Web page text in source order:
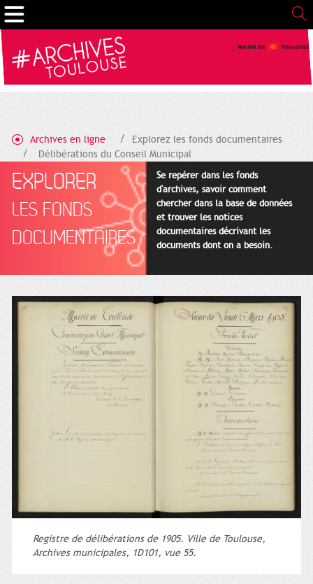
Archives en ligne
Explorez les fonds documentaires
Délibérations du Conseil Municipal
EXPLORER
LES FONDS
DOCUMENTAIRES
Se repérer dans les fonds
d'archives, savoir comment
chercher dans la base de données
et trouver les notices
documentaires décrivant les
documents dont on a besoin.
Registre de délibérations de 1905. Ville de Toulouse,
Archives municipales, 1D101, vue 55.
Gestion de vos préférences sur les cookies